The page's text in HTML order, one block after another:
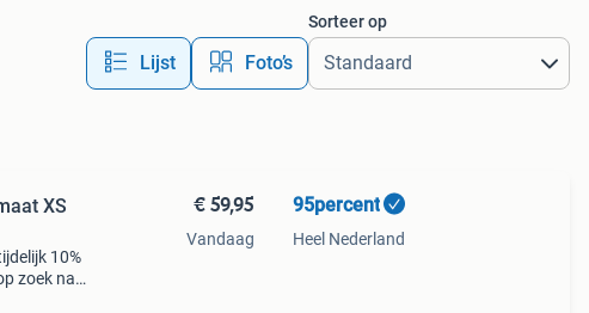
Lijst Foto’s
Sorteer op
XS
10%
zoek naar
€ 59,95
Vandaag
95percent
Heel Nederland